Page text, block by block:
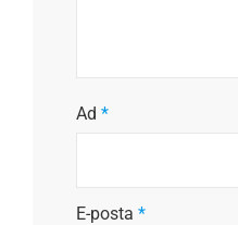
Ad *
E-posta *